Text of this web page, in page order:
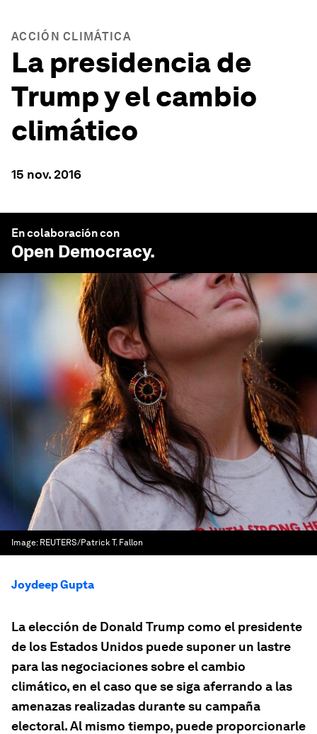
ACCIÓN CLIMÁTICA
La presidencia de
Trump y el cambio
climático
15 nov. 2016
En colaboración con
Open Democracy.
Image: REUTERS/Patrick T. Fallon
Joydeep Gupta
La elección de Donald Trump como el presidente
de los Estados Unidos puede suponer un lastre
para las negociaciones sobre el cambio
climático, en el caso que se siga aferrando a las
amenazas realizadas durante su campaña
electoral. Al mismo tiempo, puede proporcionarle